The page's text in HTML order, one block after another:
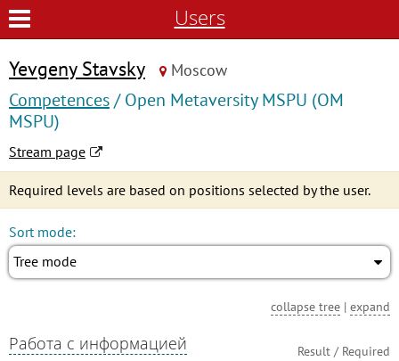
Users
Yevgeny Stavsky Moscow
Competences/ Open Metaversity MSPU (OM
MSPU)
Stream page
Required levels are based on positions selected by the user.
Sort mode:
Tree mode
collapse tree | expand
Работа с информацией Result / Required